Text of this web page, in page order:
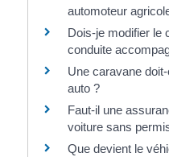
automoteur
Dois-je modifier le
conduite
Une caravane
auto ?
Faut-il une
voiture sans
Que devient le